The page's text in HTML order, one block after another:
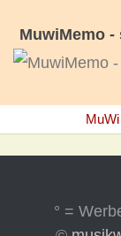
MuwiMemo
MuWi
° =